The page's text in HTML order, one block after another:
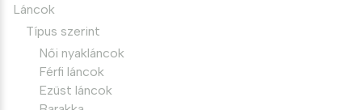
Láncok
Típus szerint
Női nyakláncok
Férfi láncok
Ezüst láncok